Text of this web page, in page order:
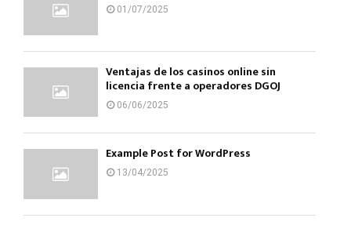
01/07/2025
Ventajas de los casinos online sin
licencia frente a operadores DGOJ
06/06/2025
Example Post for WordPress
13/04/2025